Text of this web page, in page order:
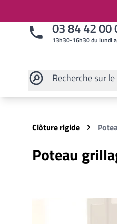
03 84 42 00
13h30-16h30 du lundi
Recherchesur
Clôture rigide
Poteau